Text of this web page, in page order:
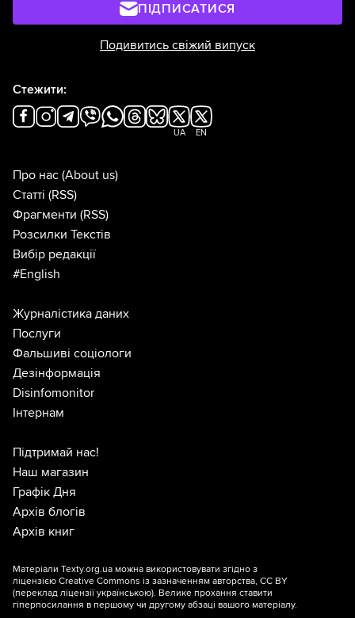
ПІДПИСАТИСЯ
Подивитись свіжий випуск
Стежити:
UA EN
Про нас (About us)
Статті (RSS)
Фрагменти (RSS)
Розсилки Текстів
Вибір редакції
#English
Журналістика даних
Послуги
Фальшиві соціологи
Дезінформація
Disinfomonitor
Інтернам
Підтримай нас!
Наш магазин
Графік Дня
Архів блогів
Архів книг
Матеріали Texty.org.ua можна використовувати згідно з
ліцензією Creative Commons із зазначенням авторства, CC BY
(переклад ліцензії українською). Велике прохання ставити
гіперпосилання в першому чи другому абзаці вашого матеріалу.